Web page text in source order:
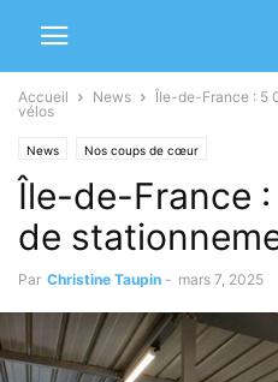
Accueil News
Île-de-France : 5
vélos
News Nos coups de cœur
Île-de-France
de
Par Christine Taupin - mars 7, 2025